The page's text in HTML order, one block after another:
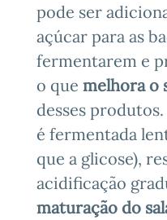
pode ser
açúcar para as
fermentarem e
o que melhora o
desses produtos.
é fermentada
que a glicose),
acidificação
maturação do